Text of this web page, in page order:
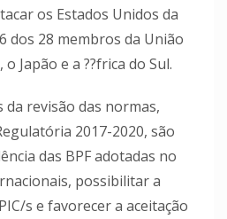
os Estados Unidos da
dos 28 membros da União
Japão e a ??frica do Sul.
revisão das normas,
2017-2020, são
das BPF adotadas no
possibilitar a
s e favorecer a aceitação